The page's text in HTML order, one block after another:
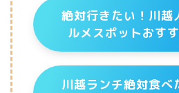
絶対行きたい！川越
ルメスポットおす
川越ランチ絶対食べ